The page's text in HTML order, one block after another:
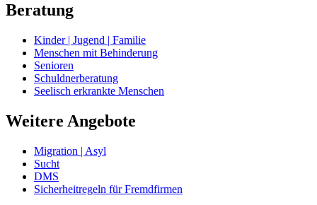
Beratung
Kinder | Jugend | Familie
Menschen mit Behinderung
Senioren
Schuldnerberatung
Seelisch erkrankte Menschen
Weitere Angebote
Migration | Asyl
Sucht
DMS
Sicherheitregeln für Fremdfirmen